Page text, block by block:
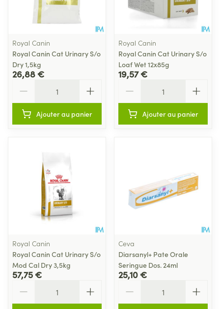
Royal Canin
Royal Canin Cat Urinary S/o
Dry 1,5kg
26,88 €
Ajouter au panier
Royal Canin
Royal Canin Cat Urinary S/o
Loaf Wet 12x85g
19,57 €
Ajouter au panier
Royal Canin
Royal Canin Cat Urinary S/o
Mod Cal Dry 3,5kg
57,75 €
Ceva
Diarsanyl+ Pate Orale
Seringue Dos. 24ml
25,10 €